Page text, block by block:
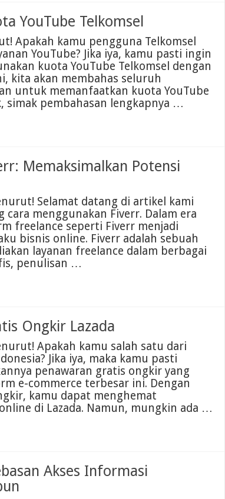
YouTube Telkomsel
Apakah kamu pengguna Telkomsel
YouTube? Jika iya, kamu pasti ingin
kuota YouTube Telkomsel dengan
kita akan membahas seluruh
untuk memanfaatkan kuota YouTube
simak pembahasan lengkapnya …
Memaksimalkan Potensi
Selamat datang di artikel kami
menggunakan Fiverr. Dalam era
freelance seperti Fiverr menjadi
bisnis online. Fiverr adalah sebuah
layanan freelance dalam berbagai
penulisan …
Ongkir Lazada
Apakah kamu salah satu dari
Jika iya, maka kamu pasti
penawaran gratis ongkir yang
e-commerce terbesar ini. Dengan
kamu dapat menghemat
di Lazada. Namun, mungkin ada …
Akses Informasi